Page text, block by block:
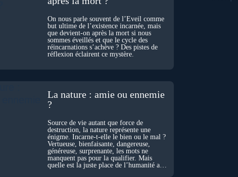
On nous parle souvent de l’Éveil comme
but ultime de l’existence incarnée, mais
que devient-on après la mort si nous
sommes éveillés et que le cycle des
réincarnations s’achève ? Des pistes de
réflexion éclairent ce mystère.
La nature : amie ou ennemie
?
Source de vie autant que force de
destruction, la nature représente une
énigme. Incarne-t-elle le bien ou le mal ?
Vertueuse, bienfaisante, dangereuse,
généreuse, surprenante, les mots ne
manquent pas pour la qualifier. Mais
quelle est la juste place de l’humanité au